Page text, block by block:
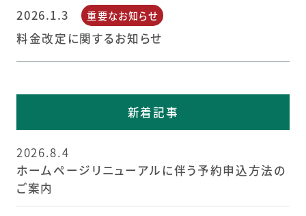
2026.1.3 重要なお知らせ
料金改定に関するお知らせ
新着記事
2026.8.4
ホームページリニューアルに伴う予約申込方法の
ご案内